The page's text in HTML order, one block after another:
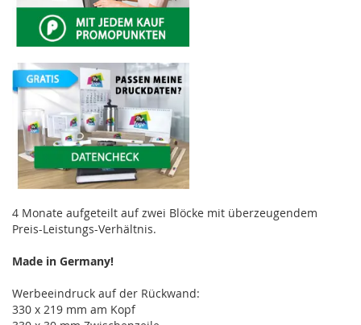
4 Monate aufgeteilt auf zwei Blöcke mit überzeugendem
Preis-Leistungs-Verhältnis.
Made in Germany!
Werbeeindruck auf der Rückwand:
330 x 219 mm am Kopf